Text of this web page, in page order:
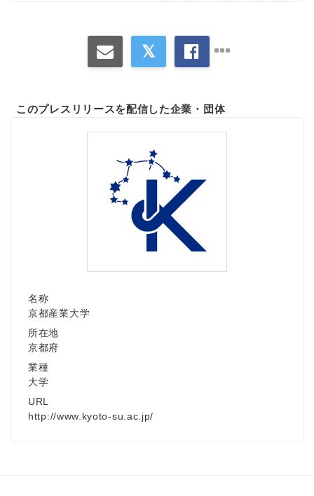
このプレスリリースを配信した企業・団体
名称
京都産業大学
所在地
京都府
業種
大学
URL
http://www.kyoto-su.ac.jp/